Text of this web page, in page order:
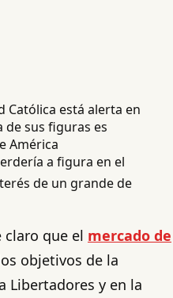
a figura en el
de un grande de
claro que el mercado de
objetivos de la
Libertadores y en la